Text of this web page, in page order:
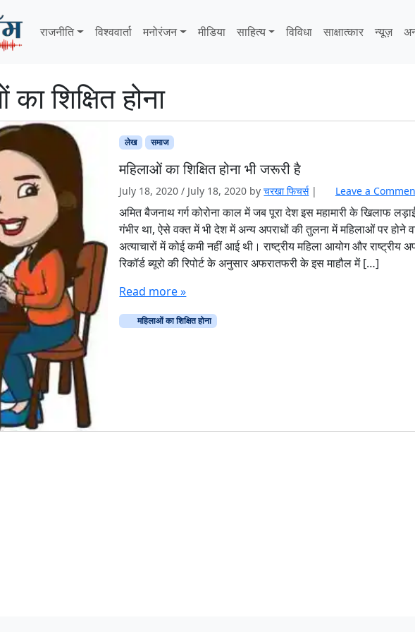
राजनीति
विश्ववार्ता मनोरंजन मीडिया साहित्‍य विविधा साक्षात्‍कार न्यूज़
शिक्षित होना
लेख समाज
महिलाओं का शिक्षित होना भी जरूरी है
July 18, 2020 / July 18, 2020 byचरखा फिचर्स | Leave a
अमित बैजनाथ गर्ग कोरोना काल में जब पूरा देश इस महामारी के खिलाफ
गंभीर था, ऐसे वक्त में भी देश में अन्य अपराधों की तुलना में महिलाओं पर होने
अत्याचारों में कोई कमी नहीं आई थी। राष्ट्रीय महिला आयोग और राष्ट्रीय
रिकॉर्ड ब्यूरो की रिपोर्ट के अनुसार अफरातफरी के इस माहौल में […]
Read more »
महिलाओं का शिक्षित होना